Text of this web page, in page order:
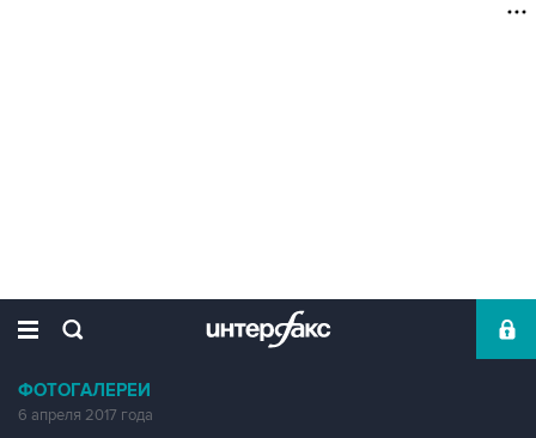
ФОТОГАЛЕРЕИ
6 апреля 2017 года